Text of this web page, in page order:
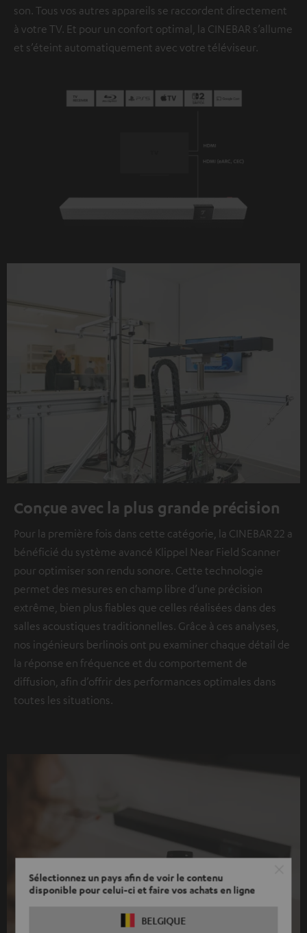
Sélectionnez un pays afin de voir le contenu
disponible pour celui-ci et faire vos achats en ligne
BELGIQUE
son. Tous vos autres appareils se raccordent directement
à votre TV. Et pour un confort optimal, la CINEBAR s’allume
et s’éteint automatiquement avec votre téléviseur.
Conçue avec la plus grande précision
Pour la première fois dans cette catégorie, la CINEBAR 22 a
bénéficié du système avancé Klippel Near Field Scanner
pour optimiser son rendu sonore. Cette technologie
permet des mesures en champ libre d’une précision
extrême, bien plus fiables que celles réalisées dans des
salles acoustiques traditionnelles. Grâce à ces analyses,
nos ingénieurs berlinois ont pu examiner chaque détail de
la réponse en fréquence et du comportement de
diffusion, afin d’offrir des performances optimales dans
toutes les situations.